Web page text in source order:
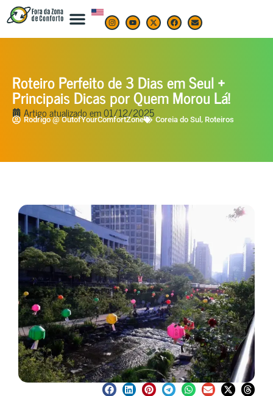
Roteiro Perfeito de 3 Dias em Seul +
Principais Dicas por Quem Morou Lá!
Artigo atualizado em01/12/2025
Rodrigo @ OutofYourComfortZone Coreia do Sul , Roteiros